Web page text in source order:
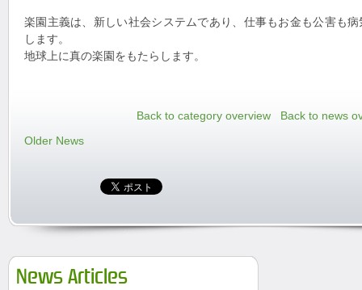
楽園主義は、新しい社会システムであり、仕事もお金も公害も
します。
地球上に真の楽園をもたらします。
Back to category overview
Back to news
Older News
News Articles